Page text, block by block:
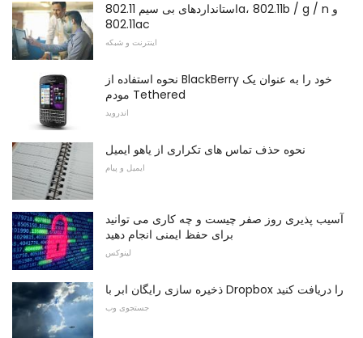
استانداردهای بی سیم 802.11a، 802.11b / g / n و
802.11ac
اینترنت و شبکه
نحوه استفاده از BlackBerry خود را به عنوان یک
مودم Tethered
اندروید
نحوه حذف تماس های تکراری از یاهو ایمیل
ایمیل و پیام
آسیب پذیری روز صفر چیست و چه کاری می توانید
برای حفظ ایمنی انجام دهید
لینوکس
ذخیره سازی رایگان ابر با Dropbox را دریافت کنید
جستجوی وب